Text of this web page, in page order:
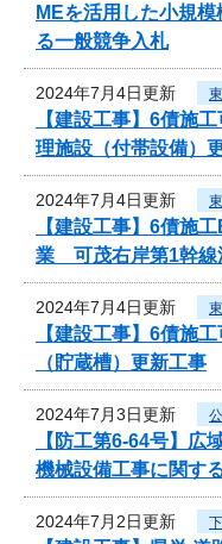
MEを活用した小規
る一般競争入札
2024年7月4日更新
【建設工事】6債施
理施設（付帯設備）
2024年7月4日更新
【建設工事】6債施
業 可茂右岸第1幹線
2024年7月4日更新
【建設工事】6債施
（貯蔵槽）更新工事
2024年7月3日更新
【防工第6-64号】広
機械設備工事に関す
2024年7月2日更新